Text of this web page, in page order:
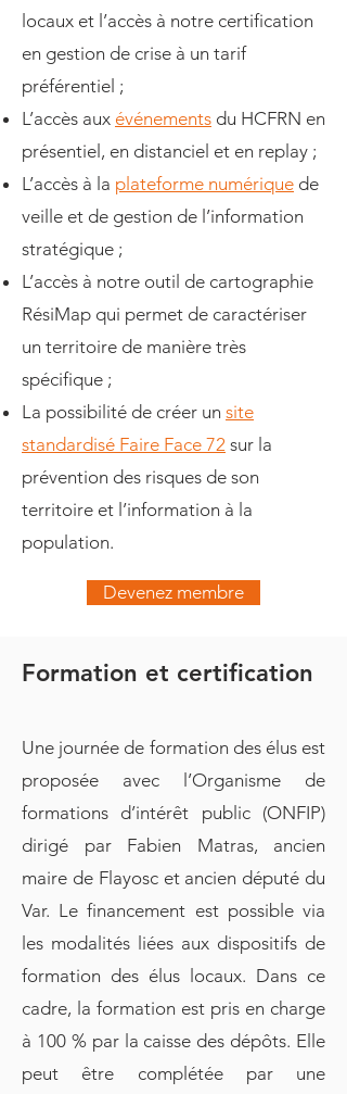
locaux et l’accès à notre certification
en gestion de crise à un tarif
préférentiel ;
L’accès aux événements du HCFRN en
présentiel, en distanciel et en replay ;
L’accès à la plateforme numérique de
veille et de gestion de l’information
stratégique ;
L’accès à notre outil de cartographie
RésiMap qui permet de caractériser
un territoire de manière très
spécifique ;
La possibilité de créer un site
standardisé Faire Face 72 sur la
prévention des risques de son
territoire et l’information à la
population.
Devenez membre
Formation et certification
Une journée de formation des élus est
proposée avec l’Organisme de
formations d’intérêt public (ONFIP)
dirigé par Fabien Matras, ancien
maire de Flayosc et ancien député du
Var. Le financement est possible via
les modalités liées aux dispositifs de
formation des élus locaux. Dans ce
cadre, la formation est pris en charge
à 100 % par la caisse des dépôts. Elle
peut être complétée par une